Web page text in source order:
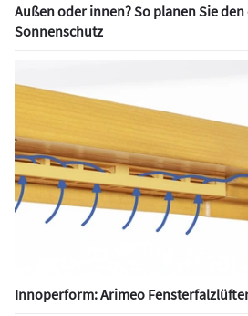
Außen oder innen? So planen Sie
Sonnenschutz
Innoperform: Arimeo